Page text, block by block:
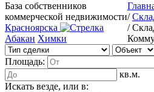
База собственников
коммерческой недвижимости
Красноярска
Абакан Химки
Площадь:
кв.м.
Искать везде, или в:
/
/